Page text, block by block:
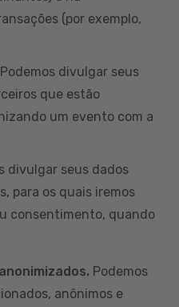
(por exemplo,
divulgar seus
que estão
um evento com a
divulgar seus dados
para os quais iremos
consentimento, quando
Podemos
anônimos e